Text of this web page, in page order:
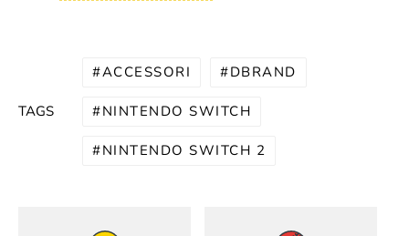
TAGS
ACCESSORI DBRAND
NINTENDO SWITCH
NINTENDO SWITCH 2